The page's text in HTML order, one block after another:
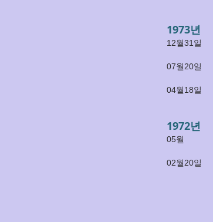
1973년
12월31일
07월20일
04월18일
1972년
05월
02월20일